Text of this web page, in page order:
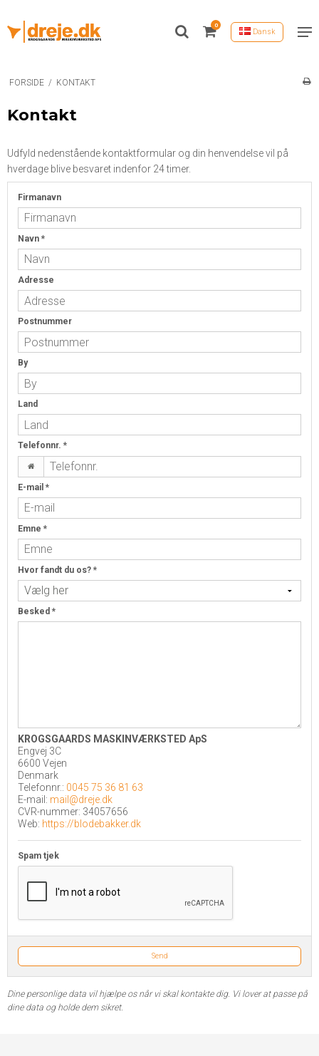
0
Dansk
FORSIDE / KONTAKT
Kontakt
Udfyld nedenstående kontaktformular og din henvendelse vil på
hverdage blive besvaret indenfor 24 timer.
Firmanavn
Navn *
Adresse
Postnummer
By
Land
Telefonnr. *
E-mail *
Emne *
Hvor fandt du os? *
Besked *
KROGSGAARDS MASKINVÆRKSTED ApS
Engvej 3C
6600 Vejen
Denmark
Telefonnr.: 0045 75 36 81 63
E-mail: mail@dreje.dk
CVR-nummer: 34057656
Web: https://blodebakker.dk
Spam tjek
Send
Dine personlige data vil hjælpe os når vi skal kontakte dig. Vi lover at passe på
dine data og holde dem sikret.